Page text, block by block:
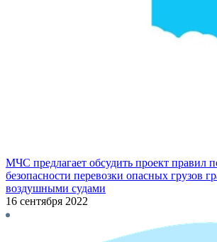
МЧС предлагает обсудить проект правил
безопасности перевозки опасных грузов
воздушными судами
16 сентября 2022